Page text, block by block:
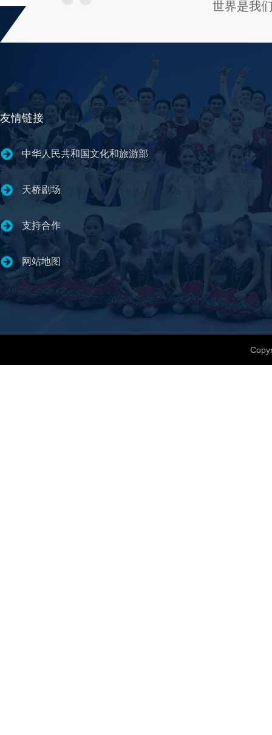
世界是我
友情链接
中华人民共和国文化和旅游部
天桥剧场
支持合作
网站地图